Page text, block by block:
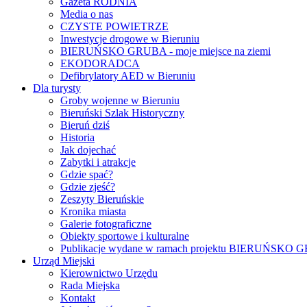
Media o nas
CZYSTE POWIETRZE
Inwestycje drogowe w Bieruniu
BIERUŃSKO GRUBA - moje miejsce na ziemi
EKODORADCA
Defibrylatory AED w Bieruniu
Dla turysty
Groby wojenne w Bieruniu
Bieruński Szlak Historyczny
Bieruń dziś
Historia
Jak dojechać
Zabytki i atrakcje
Gdzie spać?
Gdzie zjeść?
Zeszyty Bieruńskie
Kronika miasta
Galerie fotograficzne
Obiekty sportowe i kulturalne
Publikacje wydane w ramach projektu BIERUŃSKO
Urząd Miejski
Kierownictwo Urzędu
Rada Miejska
Kontakt